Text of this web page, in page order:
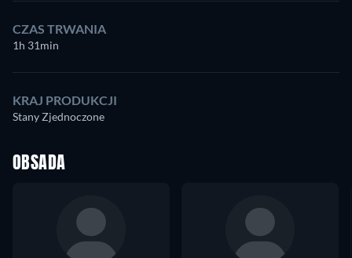
CZAS TRWANIA
1h 31min
KRAJ PRODUKCJI
Stany Zjednoczone
OBSADA